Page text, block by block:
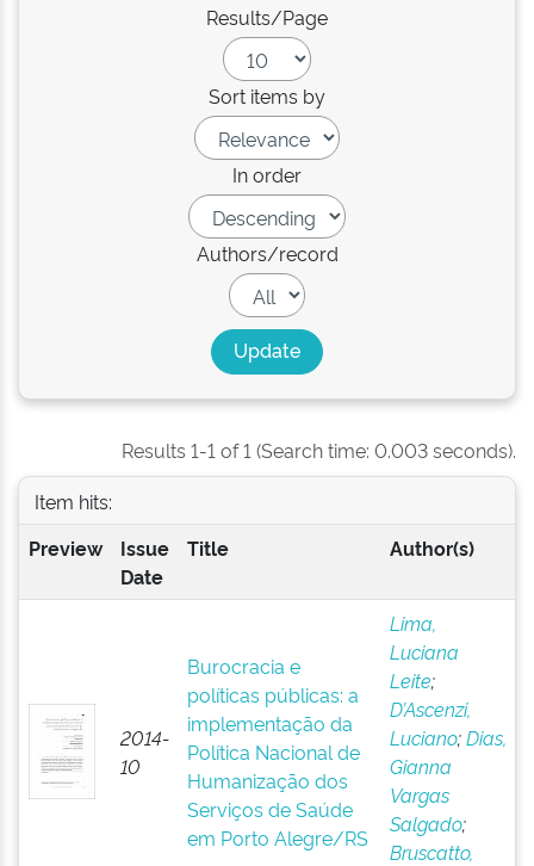
Results/Page
Sort items by
In order
Authors/record
Results 1-1 of 1 (Search time: 0.003 seconds).
Item hits:
Preview
Issue
Date
Title Author(s)
2014-
10
Burocracia e
políticas públicas: a
implementação da
Política Nacional de
Humanização dos
Serviços de Saúde
em Porto Alegre/RS
Lima,
Luciana
Leite;
D’Ascenzi,
Luciano;Dias,
Gianna
Vargas
Salgado;
Bruscatto,